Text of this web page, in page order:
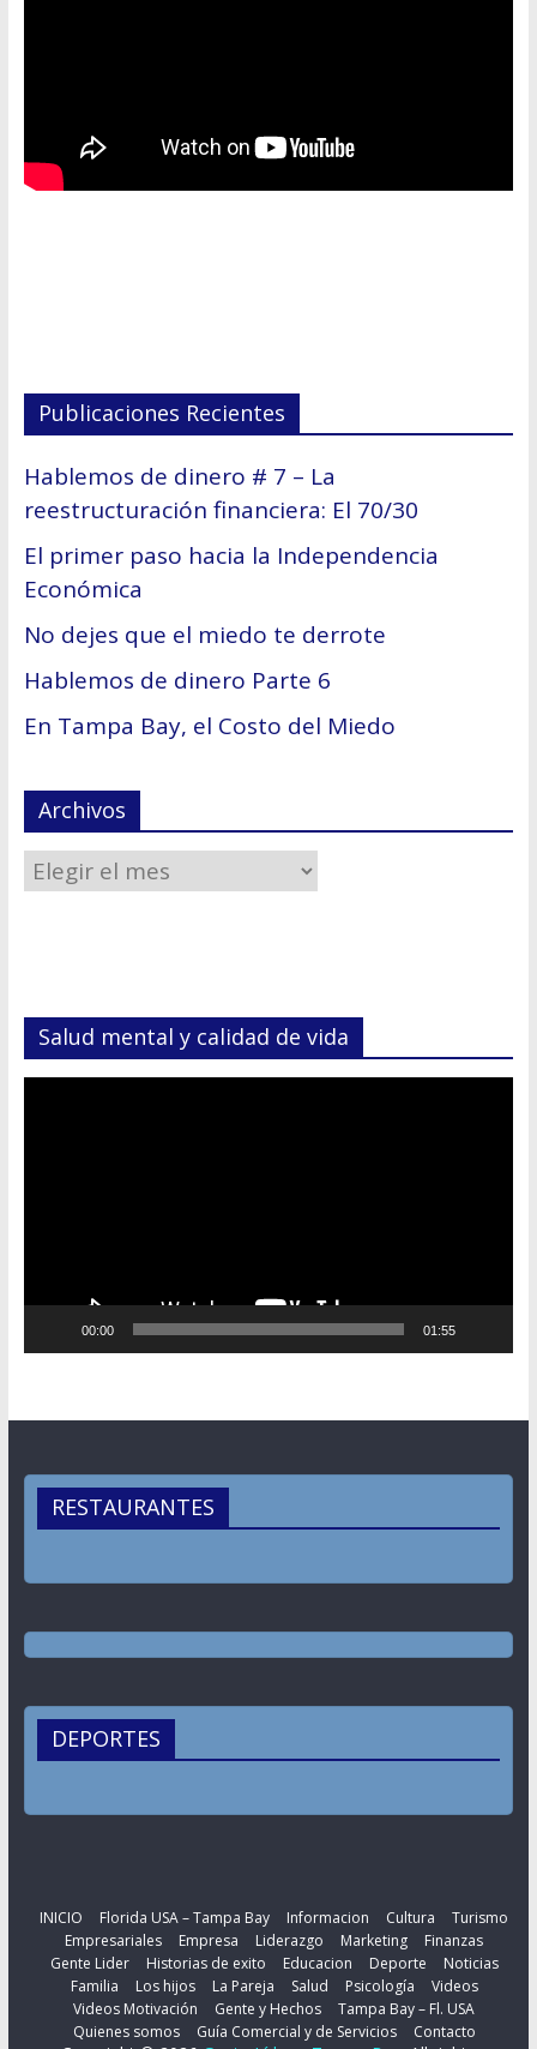
Publicaciones Recientes
Hablemos de dinero # 7 – La
reestructuración financiera: El 70/30
El primer paso hacia la Independencia
Económica
No dejes que el miedo te derrote
Hablemos de dinero Parte 6
En Tampa Bay, el Costo del Miedo
Archivos
Salud mental y calidad de vida
00:00 01:55
RESTAURANTES
DEPORTES
INICIO Florida USA – Tampa Bay Informacion Cultura
Turismo
Empresariales
Empresa Liderazgo Marketing
Finanzas
Gente Lider
Historias de exito Educacion Deporte
Noticias
Familia
Los hijos La Pareja Salud Psicología
Videos
Videos Motivación
Gente y Hechos
Tampa Bay – Fl. USA
Quienes somos
Guía Comercial y de Servicios Contacto